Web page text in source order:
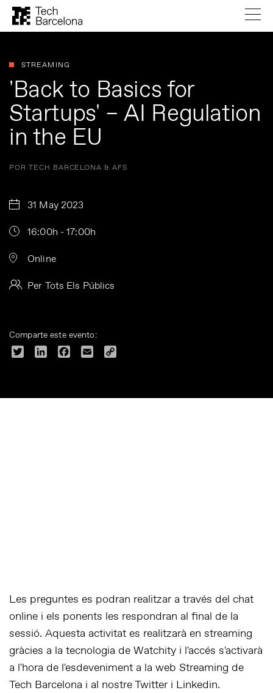
STREAMING
'Back to Basics for
Startups' – AI Regulation
in the EU
POR TECH BARCELONA & AFS
31 May 2023
16:00h - 17:00h
Online
Per Tots Els Públics
Comparte este evento:
Twitter LinkedInFacebook
Email
Les preguntes es podran realitzar a través del chat
online i els ponents les respondran al final de la
sessió. Aquesta activitat es realitzarà en streaming
gràcies a la tecnologia de Watchity i l'accés s'activarà
a l'hora de l'esdeveniment a la web Streaming de
Tech Barcelona i al nostre Twitter i Linkedin.